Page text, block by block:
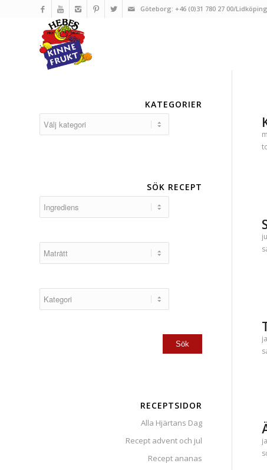
Göteborg: +46 (0)31 780 27 00/
KATEGORIER
SÖK RECEPT
RECEPTSIDOR
Alla Hjärtans Dag
Recept advent och jul
Recept ananas